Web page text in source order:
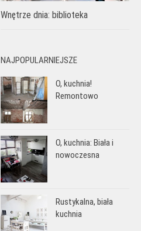
Wnętrze dnia: biblioteka
NAJPOPULARNIEJSZE
O, kuchnia!
Remontowo
O, kuchnia: Biała i
nowoczesna
Rustykalna, biała
kuchnia